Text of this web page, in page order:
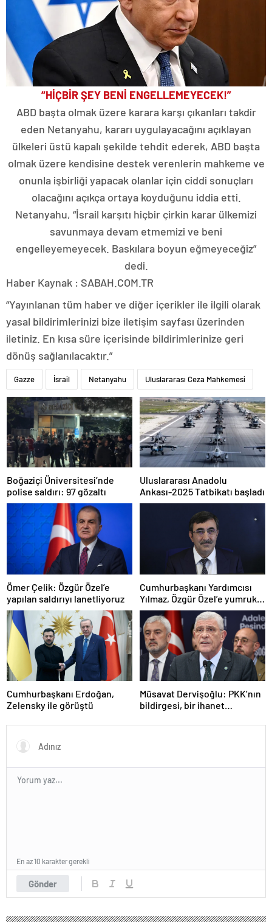
“HİÇBİR ŞEY BENİ ENGELLEMEYECEK!”
ABD başta olmak üzere karara karşı çıkanları takdir
eden Netanyahu, kararı uygulayacağını açıklayan
ülkeleri üstü kapalı şekilde tehdit ederek, ABD başta
olmak üzere kendisine destek verenlerin mahkeme ve
onunla işbirliği yapacak olanlar için ciddi sonuçları
olacağını açıkça ortaya koyduğunu iddia etti.
Netanyahu, “İsrail karşıtı hiçbir çirkin karar ülkemizi
savunmaya devam etmemizi ve beni
engelleyemeyecek. Baskılara boyun eğmeyeceğiz”
dedi.
Haber Kaynak : SABAH.COM.TR
“Yayınlanan tüm haber ve diğer içerikler ile ilgili olarak
yasal bildirimlerinizi bize iletişim sayfası üzerinden
iletiniz. En kısa süre içerisinde bildirimlerinize geri
dönüş sağlanılacaktır.”
Gazze İsrail Netanyahu Uluslararası Ceza Mahkemesi
Boğaziçi Üniversitesi’nde
polise saldırı: 97 gözaltı
Uluslararası Anadolu
Ankası-2025 Tatbikatı başladı
Ömer Çelik: Özgür Özel’e
yapılan saldırıyı lanetliyoruz
Cumhurbaşkanı Yardımcısı
Yılmaz, Özgür Özel’e yumruklu
saldırıyı kınadı
Cumhurbaşkanı Erdoğan,
Zelensky ile görüştü
Müsavat Dervişoğlu: PKK’nın
bildirgesi, bir ihanet
Gönder
En az 10 karakter gerekli